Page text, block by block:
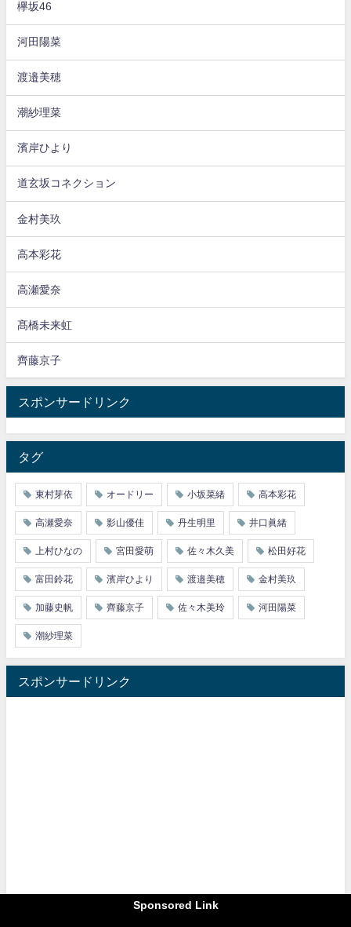
Sponsored Link
欅坂46
河田陽菜
渡邉美穂
潮紗理菜
濱岸ひより
道玄坂コネクション
金村美玖
高本彩花
高瀬愛奈
髙橋未来虹
齊藤京子
スポンサードリンク
タグ
東村芽依 オードリー 小坂菜緒 高本彩花
高瀬愛奈 影山優佳 丹生明里 井口眞緒
上村ひなの 宮田愛萌 佐々木久美 松田好花
富田鈴花 濱岸ひより 渡邉美穂 金村美玖
加藤史帆 齊藤京子 佐々木美玲 河田陽菜
潮紗理菜
スポンサードリンク